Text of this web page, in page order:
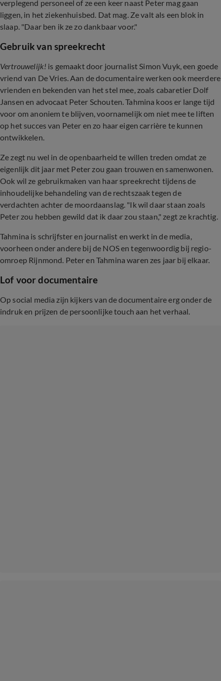
verplegend personeel of ze een keer naast Peter mag gaan
liggen, in het ziekenhuisbed. Dat mag. Ze valt als een blok in
slaap. "Daar ben ik ze zo dankbaar voor."
Gebruik van spreekrecht
Vertrouwelijk! is gemaakt door journalist Simon Vuyk, een goede
vriend van De Vries. Aan de documentaire werken ook meerdere
vrienden en bekenden van het stel mee, zoals cabaretier Dolf
Jansen en advocaat Peter Schouten. Tahmina koos er lange tijd
voor om anoniem te blijven, voornamelijk om niet mee te liften
op het succes van Peter en zo haar eigen carrière te kunnen
ontwikkelen.
Ze zegt nu wel in de openbaarheid te willen treden omdat ze
eigenlijk dit jaar met Peter zou gaan trouwen en samenwonen.
Ook wil ze gebruikmaken van haar spreekrecht tijdens de
inhoudelijke behandeling van de rechtszaak tegen de
verdachten achter de moordaanslag. "Ik wil daar staan zoals
Peter zou hebben gewild dat ik daar zou staan," zegt ze krachtig.
Tahmina is schrijfster en journalist en werkt in de media,
voorheen onder andere bij de NOS en tegenwoordig bij regio-
omroep Rijnmond. Peter en Tahmina waren zes jaar bij elkaar.
Lof voor documentaire
Op social media zijn kijkers van de documentaire erg onder de
indruk en prijzen de persoonlijke touch aan het verhaal.